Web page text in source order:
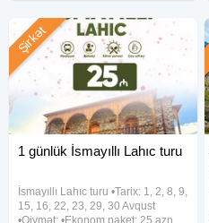
1 günlük İsmayıllı Lahıc turu
İsmayıllı Lahıc turu •Tarix: 1, 2, 8, 9,
15, 16, 22, 23, 29, 30 Avqust
•Qiymət: •Ekonom paket: 25 azn
Şirkət